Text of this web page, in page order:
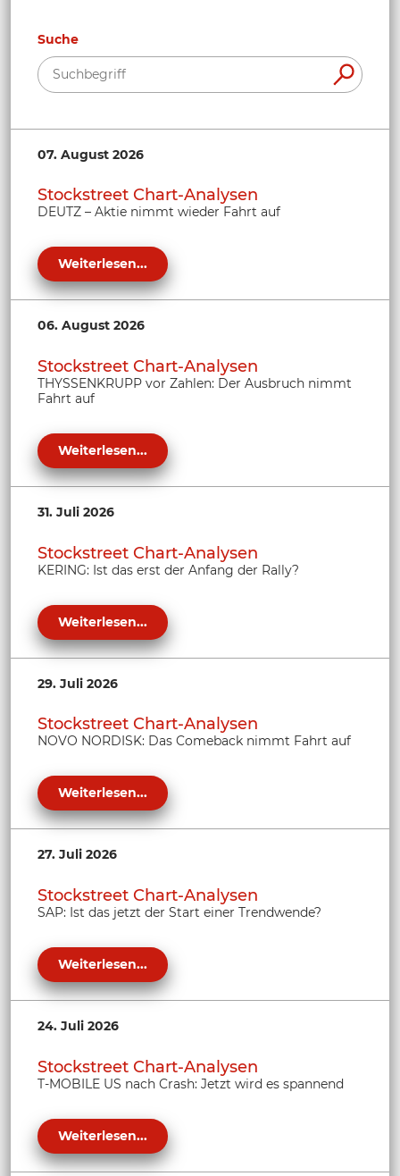
Suche
07. August 2026
Stockstreet Chart-Analysen
DEUTZ – Aktie nimmt wieder Fahrt auf
Weiterlesen...
06. August 2026
Stockstreet Chart-Analysen
THYSSENKRUPP vor Zahlen: Der Ausbruch nimmt
Fahrt auf
Weiterlesen...
31. Juli 2026
Stockstreet Chart-Analysen
KERING: Ist das erst der Anfang der Rally?
Weiterlesen...
29. Juli 2026
Stockstreet Chart-Analysen
NOVO NORDISK: Das Comeback nimmt Fahrt auf
Weiterlesen...
27. Juli 2026
Stockstreet Chart-Analysen
SAP: Ist das jetzt der Start einer Trendwende?
Weiterlesen...
24. Juli 2026
Stockstreet Chart-Analysen
T-MOBILE US nach Crash: Jetzt wird es spannend
Weiterlesen...